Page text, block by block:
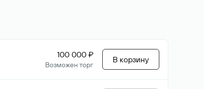
100 000 ₽
Возможен торг
В корзину